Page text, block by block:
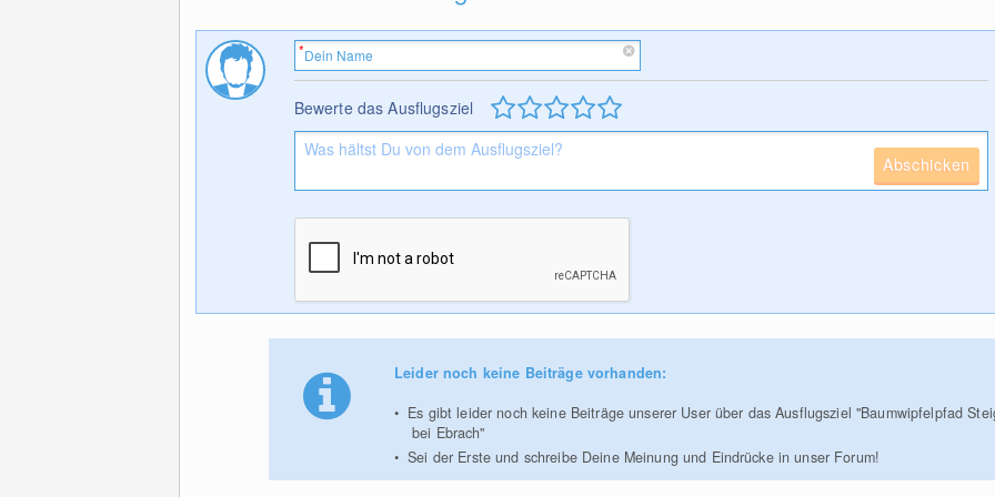
Bewerte das Ausflugsziel
Abschicken
Leider noch keine Beiträge vorhanden:
Es gibt leider noch keine Beiträge unserer User über das Ausflugsziel "Baumwipfelpfad
bei Ebrach"
Sei der Erste und schreibe Deine Meinung und Eindrücke in unser Forum!